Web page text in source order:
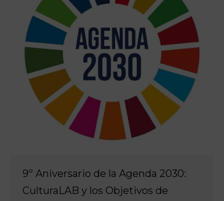
9º Aniversario de la Agenda 2030:
CulturaLAB y los Objetivos de